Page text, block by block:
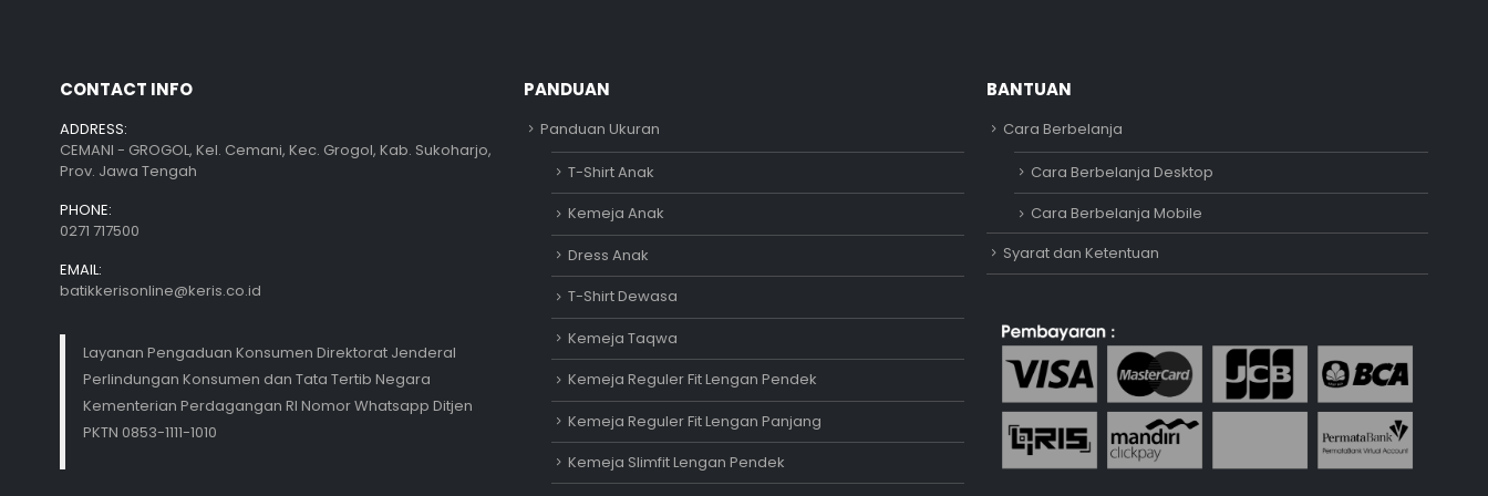
CONTACT INFO
ADDRESS:
CEMANI - GROGOL, Kel. Cemani, Kec. Grogol, Kab. Sukoharjo,
Prov. Jawa Tengah
PHONE:
0271 717500
EMAIL:
batikkerisonline@keris.co.id
Layanan Pengaduan Konsumen Direktorat Jenderal
Perlindungan Konsumen dan Tata Tertib Negara
Kementerian Perdagangan RI Nomor Whatsapp Ditjen
PKTN 0853-1111-1010
PANDUAN
Panduan Ukuran
T-Shirt Anak
Kemeja Anak
Dress Anak
T-Shirt Dewasa
Kemeja Taqwa
Kemeja Reguler Fit Lengan Pendek
Kemeja Reguler Fit Lengan Panjang
Kemeja Slimfit Lengan Pendek
BANTUAN
Cara Berbelanja
Cara Berbelanja Desktop
Cara Berbelanja Mobile
Syarat dan Ketentuan
Adipati
Online